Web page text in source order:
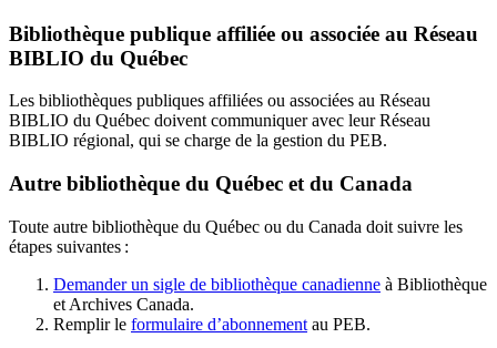
Bibliothèque publique affiliée ou associée au Réseau
BIBLIO du Québec
Les bibliothèques publiques affiliées ou associées au Réseau
BIBLIO du Québec doivent communiquer avec leur Réseau
BIBLIO régional, qui se charge de la gestion du PEB.
Autre bibliothèque du Québec et du Canada
Toute autre bibliothèque du Québec ou du Canada doit suivre les
étapes suivantes :
Demander un sigle de bibliothèque canadienne à Bibliothèque
et Archives Canada.
Remplir le formulaire d’abonnement au PEB.